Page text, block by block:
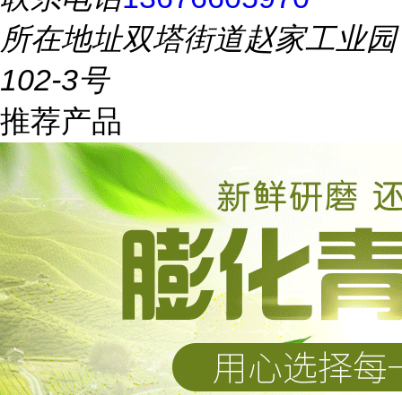
所在地址双塔街道赵家工业园
102-3号
推荐产品